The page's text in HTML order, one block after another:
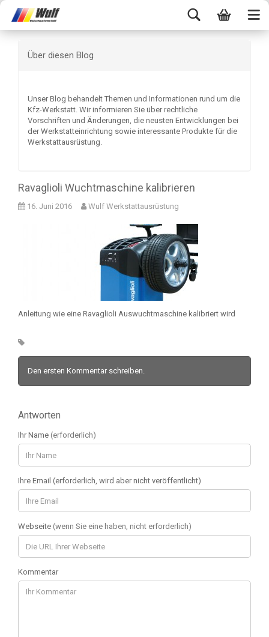
Über diesen Blog
Unser Blog behandelt Themen und Informationen rund um die
Kfz-Werkstatt. Wir informieren Sie über rechtliche
Vorschriften und Änderungen, die neusten Entwicklungen bei
der Werkstatteinrichtung sowie interessante Produkte für die
Werkstattausrüstung.
Ravaglioli Wuchtmaschine kalibrieren
16. Juni 2016 Wulf Werkstattausrüstung
Anleitung wie eine Ravaglioli Auswuchtmaschine kalibriert wird
Den ersten Kommentar schreiben.
Antworten
Ihr Name (erforderlich)
Ihre Email (erforderlich, wird aber nicht veröffentlicht)
Webseite (wenn Sie eine haben, nicht erforderlich)
Kommentar